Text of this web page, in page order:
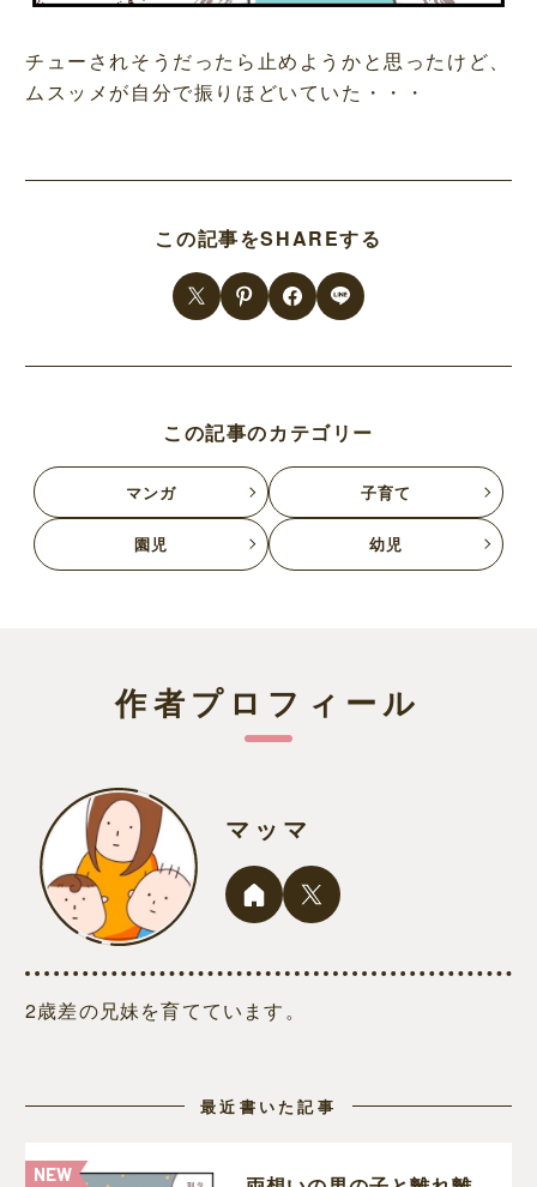
チューされそうだったら止めようかと思ったけど、
ムスッメが自分で振りほどいていた・・・
この記事をSHAREする
この記事のカテゴリー
マンガ 子育て
園児 幼児
作者プロフィール
マッマ
2歳差の兄妹を育てています。
最近書いた記事